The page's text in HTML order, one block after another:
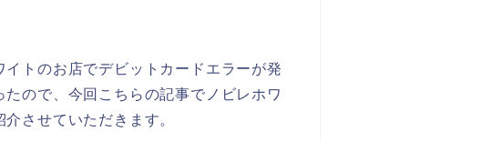
トのお店でデビットカードエラーが発
ので、今回こちらの記事でノビレホワ
させていただきます。